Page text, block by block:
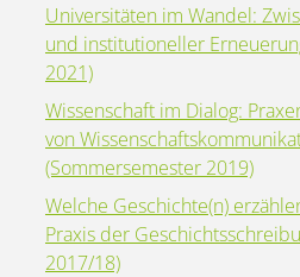
Universitäten im Wandel:
und institutioneller
2021)
Wissenschaft im Dialog:
von
(Sommersemester 2019)
Welche Geschichte(n)
Praxis der
2017/18)